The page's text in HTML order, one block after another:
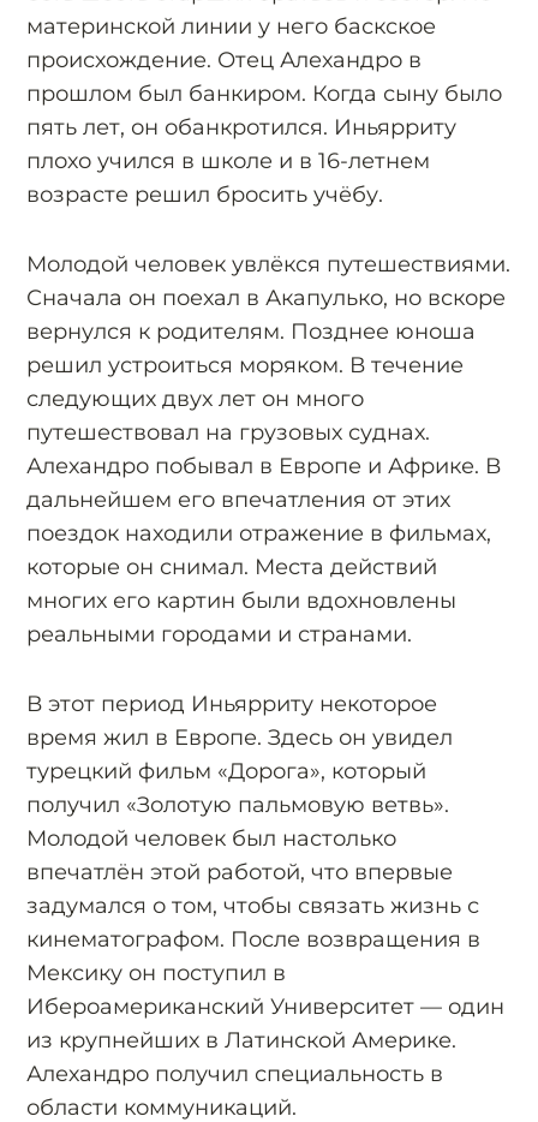
материнской линии у него баскское
происхождение. Отец Алехандро в
прошлом был банкиром. Когда сыну было
пять лет, он обанкротился. Иньярриту
плохо учился в школе и в 16-летнем
возрасте решил бросить учёбу.
Молодой человек увлёкся путешествиями.
Сначала он поехал в Акапулько, но вскоре
вернулся к родителям. Позднее юноша
решил устроиться моряком. В течение
следующих двух лет он много
путешествовал на грузовых суднах.
Алехандро побывал в Европе и Африке. В
дальнейшем его впечатления от этих
поездок находили отражение в фильмах,
которые он снимал. Места действий
многих его картин были вдохновлены
реальными городами и странами.
В этот период Иньярриту некоторое
время жил в Европе. Здесь он увидел
турецкий фильм «Дорога», который
получил «Золотую пальмовую ветвь».
Молодой человек был настолько
впечатлён этой работой, что впервые
задумался о том, чтобы связать жизнь с
кинематографом. После возвращения в
Мексику он поступил в
Ибероамериканский Университет — один
из крупнейших в Латинской Америке.
Алехандро получил специальность в
области коммуникаций.